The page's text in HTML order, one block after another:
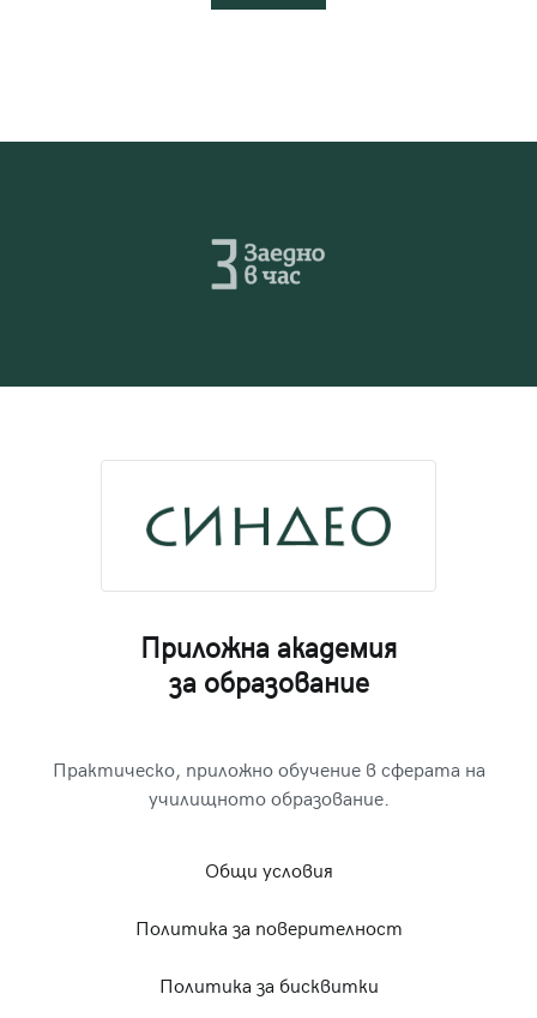
Приложна академия
за образование
Практическо, приложно обучение в сферата на
училищното образование.
Общи условия
Политика за поверителност
Политика за бисквитки